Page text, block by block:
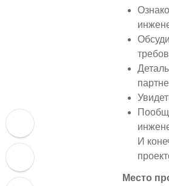
И
Место